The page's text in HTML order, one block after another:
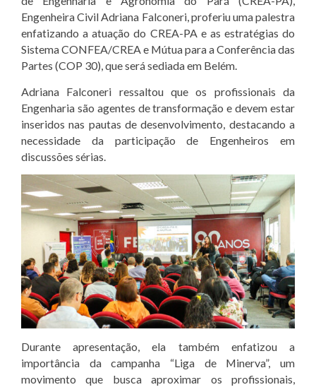
Engenheira Civil Adriana Falconeri, proferiu uma palestra
enfatizando a atuação do CREA-PA e as estratégias do
Sistema CONFEA/CREA e Mútua para a Conferência das
Partes (COP 30), que será sediada em Belém.
Adriana Falconeri ressaltou que os profissionais da
Engenharia são agentes de transformação e devem estar
inseridos nas pautas de desenvolvimento, destacando a
necessidade da participação de Engenheiros em
discussões sérias.
Durante apresentação, ela também enfatizou a
importância da campanha “Liga de Minerva”, um
movimento que busca aproximar os profissionais,